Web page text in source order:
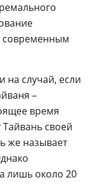
современным
на случай, если
–
время
своей
же называет
лишь около 20